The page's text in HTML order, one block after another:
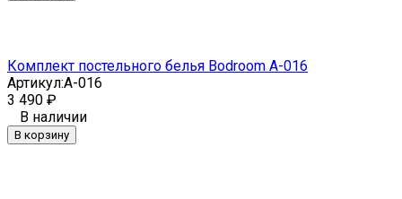
Комплект постельного белья Bodroom A-016
Артикул:A-016
3 490 ₽
В наличии
В корзину